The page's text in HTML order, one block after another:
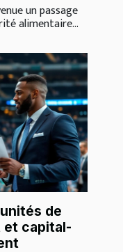
un passage
alimentaire...
de
capital-